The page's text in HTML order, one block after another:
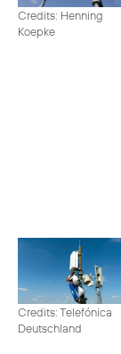
Credits: Henning
Koepke
Credits: Telefónica
Deutschland